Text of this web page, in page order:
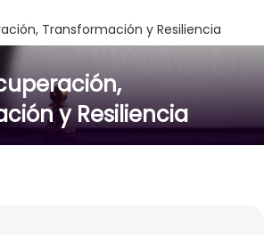
Transformación y Resiliencia
y Resiliencia